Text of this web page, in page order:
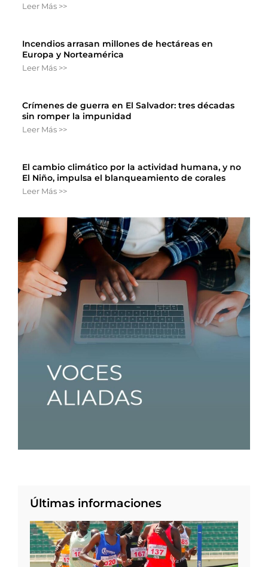
Leer Más >>
Incendios arrasan millones de hectáreas en
Europa y Norteamérica
Leer Más >>
Crímenes de guerra en El Salvador: tres décadas
sin romper la impunidad
Leer Más >>
El cambio climático por la actividad humana, y no
El Niño, impulsa el blanqueamiento de corales
Leer Más >>
Últimas informaciones